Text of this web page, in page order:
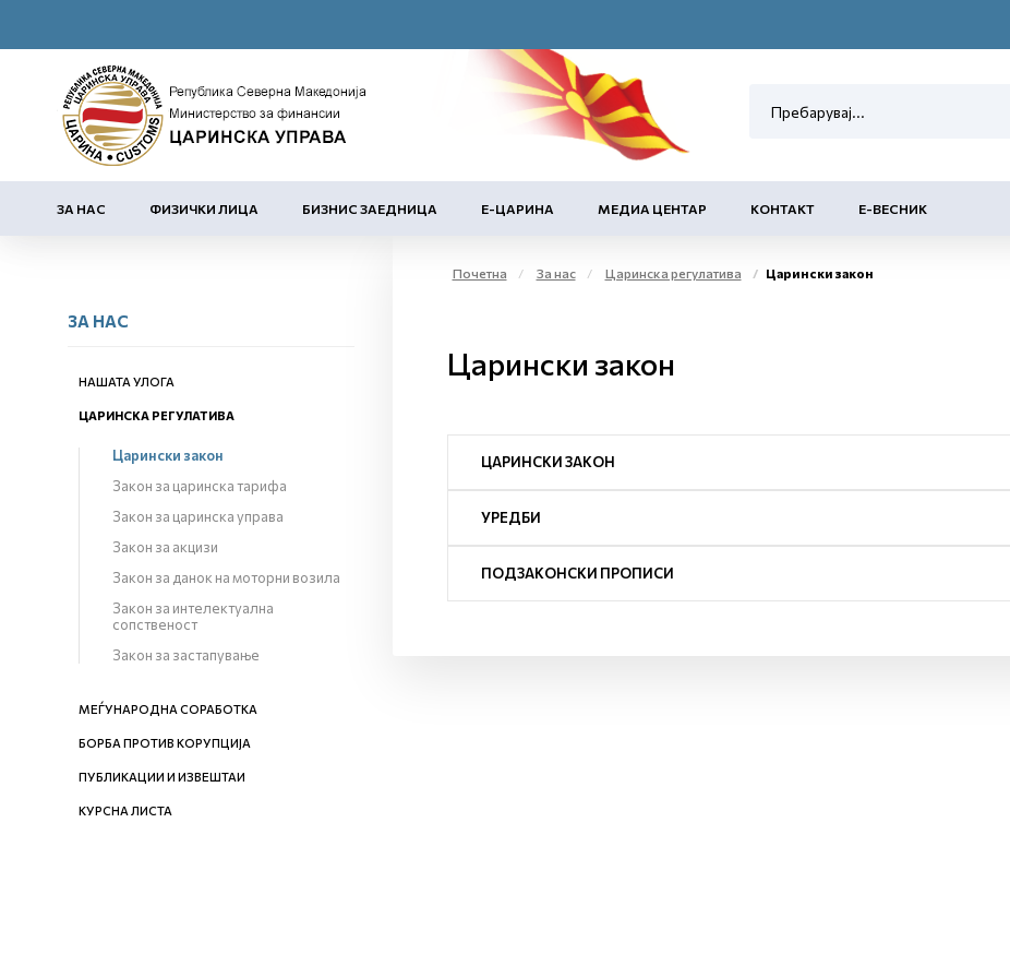
ЗА НАС ФИЗИЧКИ ЛИЦА БИЗНИС ЗАЕДНИЦА Е-ЦАРИНА МЕДИА ЦЕНТАР КОНТАКТ Е-ВЕСНИК
ЗА НАС
НАШАТА УЛОГА
ЦАРИНСКА РЕГУЛАТИВА
Царински закон
Закон за царинска тарифа
Закон за царинска управа
Закон за акцизи
Закон за данок на моторни возила
Закон за интелектуална
сопственост
Закон за застапување
МЕЃУНАРОДНА СОРАБОТКА
БОРБА ПРОТИВ КОРУПЦИЈА
ПУБЛИКАЦИИ И ИЗВЕШТАИ
КУРСНА ЛИСТА
Почетна За нас Царинска регулатива Царински закон
Царински закон
ЦАРИНСКИ ЗАКОН
УРЕДБИ
ПОДЗАКОНСКИ ПРОПИСИ